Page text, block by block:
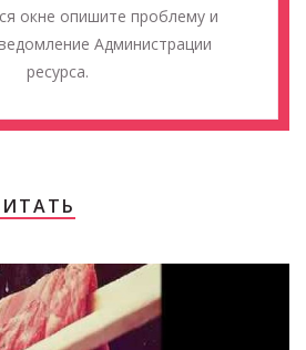
окне опишите проблему и
Администрации
ресурса.